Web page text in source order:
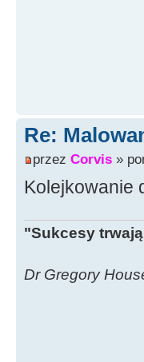
Re:
przez Corvis »
Kolejkowanie
"Sukcesy
Dr Gregory